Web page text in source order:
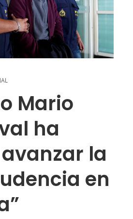
Mario
ha
la
en